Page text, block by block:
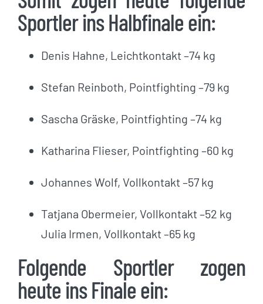
Sportler ins Halbfinale ein:
Denis Hahne, Leichtkontakt –74 kg
Stefan Reinboth, Pointfighting –79 kg
Sascha Gräske, Pointfighting –74 kg
Katharina Flieser, Pointfighting –60 kg
Johannes Wolf, Vollkontakt –57 kg
Tatjana Obermeier, Vollkontakt –52 kg
Julia Irmen, Vollkontakt –65 kg
Folgende Sportler zogen
heute ins Finale ein: